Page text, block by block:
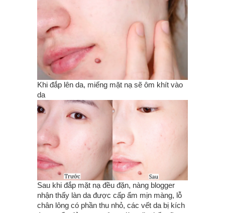
Khi đắp lên da, miếng mặt nạ sẽ ôm khít vào
da
Sau khi đắp mặt nạ đều đặn, nàng blogger
nhận thấy làn da được cấp ẩm mịn màng, lỗ
chân lông có phần thu nhỏ, các vết da bị kích